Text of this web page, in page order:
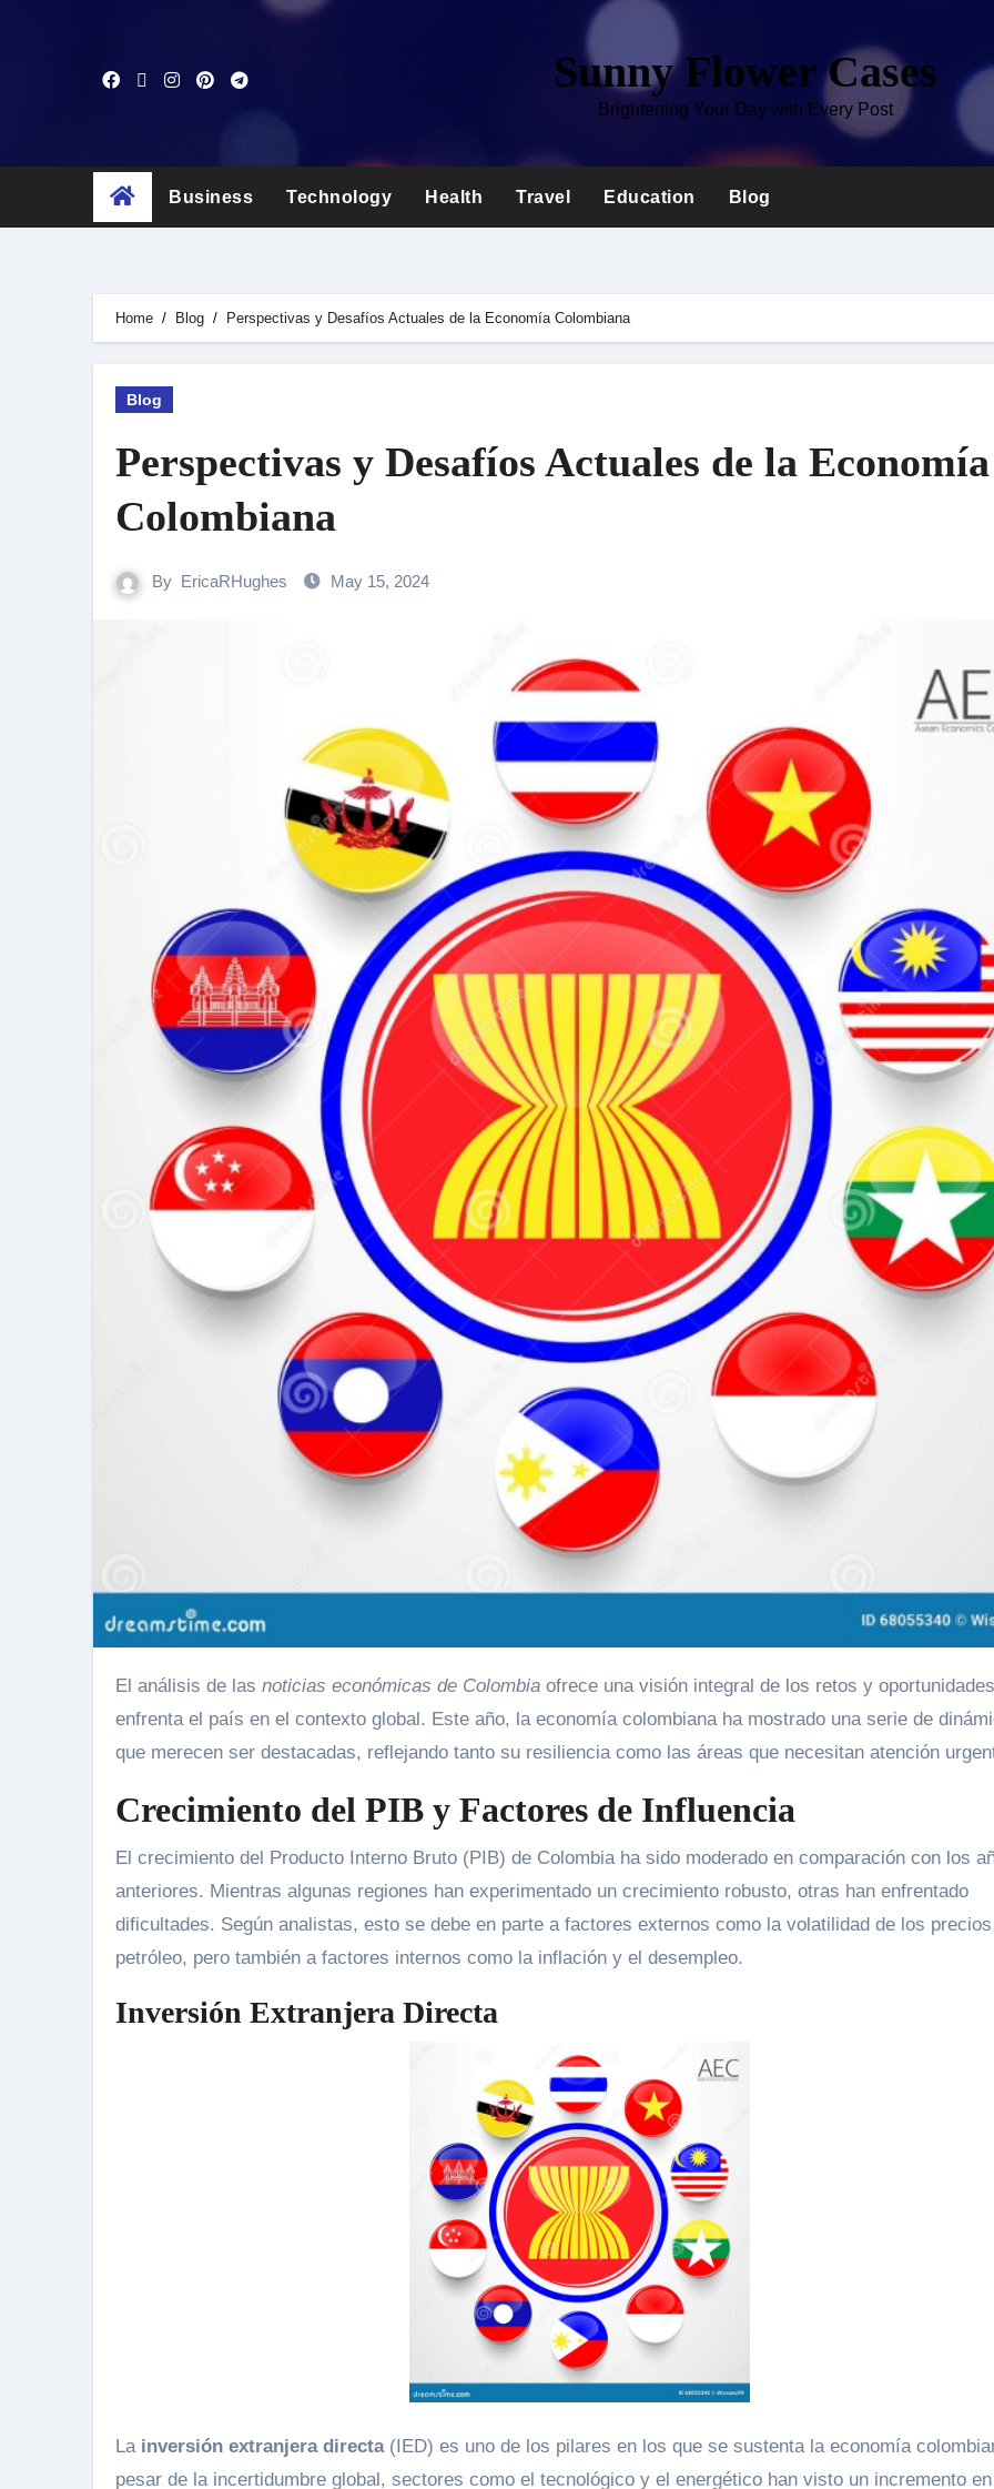
Sunny Flower Cases
Brightening Your Day with Every Post
Business Technology Health Travel Education Blog
Home Blog Perspectivas y Desafíos Actuales de la Economía Colombiana
Blog
Perspectivas y Desafíos Actuales de la Economía
Colombiana
By EricaRHughes May 15, 2024
El análisis de las noticias económicas de Colombia ofrece una visión integral de los retos y
enfrenta el país en el contexto global. Este año, la economía colombiana ha mostrado una serie de
que merecen ser destacadas, reflejando tanto su resiliencia como las áreas que necesitan atención
Crecimiento del PIB y Factores de Influencia
El crecimiento del Producto Interno Bruto (PIB) de Colombia ha sido moderado en comparación con los
anteriores. Mientras algunas regiones han experimentado un crecimiento robusto, otras han enfrentado
dificultades. Según analistas, esto se debe en parte a factores externos como la volatilidad de los
petróleo, pero también a factores internos como la inflación y el desempleo.
Inversión Extranjera Directa
La inversión extranjera directa(IED) es uno de los pilares en los que se sustenta la economía
pesar de la incertidumbre global, sectores como el tecnológico y el energético han visto un incremento